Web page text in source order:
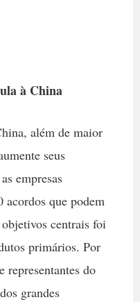
à China
além de maior
seus
empresas
acordos que podem
centrais foi
primários. Por
representantes do
grandes